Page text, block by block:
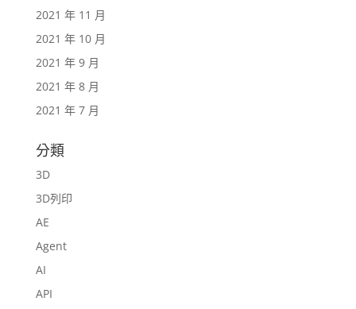
2021 年 11 月
2021 年 10 月
2021 年 9 月
2021 年 8 月
2021 年 7 月
分類
3D
3D列印
AE
Agent
AI
API